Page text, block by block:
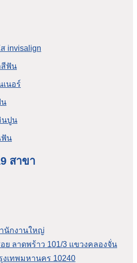
invisalign
สีฟัน
เนอร์
น
นปูน
ฟัน
สาขา
ำนักงานใหญ่
ย ลาดพร้าว 101/3 แขวงคลองจั่น
งเทพมหานคร 10240